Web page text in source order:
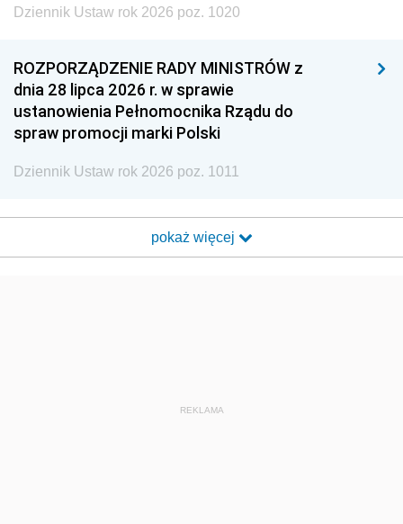
Dziennik Ustaw rok 2026 poz. 1020
ROZPORZĄDZENIE RADY MINISTRÓW z
dnia 28 lipca 2026 r. w sprawie
ustanowienia Pełnomocnika Rządu do
spraw promocji marki Polski
Dziennik Ustaw rok 2026 poz. 1011
pokaż więcej
REKLAMA